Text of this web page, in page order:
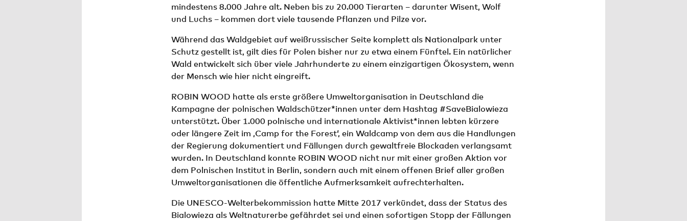
mindestens 8.000 Jahre alt. Neben bis zu 20.000 Tierarten – darunter Wisent, Wolf
und Luchs – kommen dort viele tausende Pflanzen und Pilze vor.
Während das Waldgebiet auf weißrussischer Seite komplett als Nationalpark unter
Schutz gestellt ist, gilt dies für Polen bisher nur zu etwa einem Fünftel. Ein natürlicher
Wald entwickelt sich über viele Jahrhunderte zu einem einzigartigen Ökosystem, wenn
der Mensch wie hier nicht eingreift.
ROBIN WOOD hatte als erste größere Umweltorganisation in Deutschland die
Kampagne der polnischen Waldschützer*innen unter dem Hashtag #SaveBialowieza
unterstützt. Über 1.000 polnische und internationale Aktivist*innen lebten kürzere
oder längere Zeit im ‚Camp for the Forest‘, ein Waldcamp von dem aus die Handlungen
der Regierung dokumentiert und Fällungen durch gewaltfreie Blockaden verlangsamt
wurden. In Deutschland konnte ROBIN WOOD nicht nur mit einer großen Aktion vor
dem Polnischen Institut in Berlin, sondern auch mit einem offenen Brief aller großen
Umweltorganisationen die öffentliche Aufmerksamkeit aufrechterhalten.
Die UNESCO-Welterbekommission hatte Mitte 2017 verkündet, dass der Status des
Bialowieza als Weltnaturerbe gefährdet sei und einen sofortigen Stopp der Fällungen